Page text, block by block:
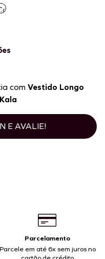
com Vestido Longo
E AVALIE!
Parcelamento
Parcele em até 6x sem juros no